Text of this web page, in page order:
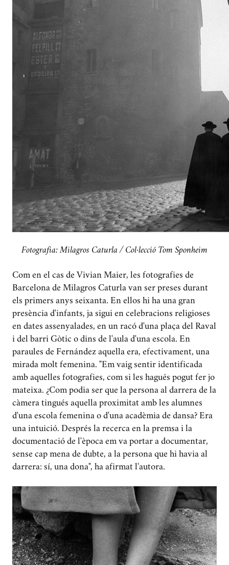
Fotografia: Milagros Caturla / Col·lecció Tom Sponheim
Com en el cas de Vivian Maier, les fotografies de
Barcelona de Milagros Caturla van ser preses durant
els primers anys seixanta. En ellos hi ha una gran
presència d'infants, ja sigui en celebracions religioses
en dates assenyalades, en un racó d'una plaça del Raval
i del barri Gòtic o dins de l'aula d'una escola. En
paraules de Fernández aquella era, efectivament, una
mirada molt femenina. "Em vaig sentir identificada
amb aquelles fotografies, com si les hagués pogut fer jo
mateixa. ¿Com podia ser que la persona al darrera de la
càmera tingués aquella proximitat amb les alumnes
d'una escola femenina o d'una acadèmia de dansa? Era
una intuició. Després la recerca en la premsa i la
documentació de l'època em va portar a documentar,
sense cap mena de dubte, a la persona que hi havia al
darrera: sí, una dona", ha afirmat l'autora.